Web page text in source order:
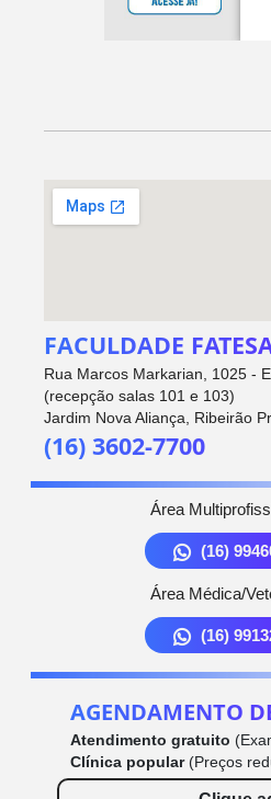
FACULDADE
Rua Marcos Markarian, 1025 -
(recepção salas 101 e 103)
Jardim Nova Aliança, Ribeirão
(16) 3602-7700
Área
(16)
Área Médica/
(16)
AGENDAMENTO
Atendimento gratuito
Clínica popular(Preços